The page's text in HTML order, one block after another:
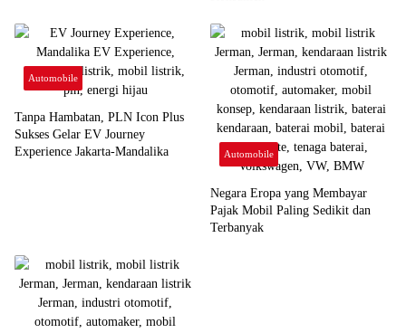
Automobile
Tanpa Hambatan, PLN Icon Plus
Sukses Gelar EV Journey
Experience Jakarta-Mandalika
Automobile
Negara Eropa yang Membayar
Pajak Mobil Paling Sedikit dan
Terbanyak